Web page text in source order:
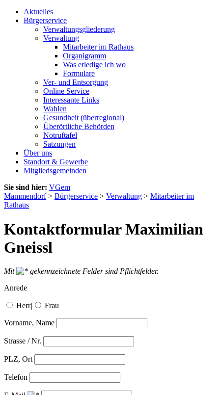
Aktuelles
Bürgerservice
Verwaltungsgliederung
Verwaltung
Mitarbeiter im Rathaus
Organigramm
Was erledige ich wo
Formulare
Ver- und Entsorgung
Online Service
Interessante Links
Wahlen
Gesundheit (überregional)
Überörtliche Behörden
Notruftafel
Satzungen
Über uns
Standort & Gewerbe
Mitgliedsgemeinden
Sie sind hier: VGem
Mammendorf> Bürgerservice > Verwaltung > Mitarbeiter im
Rathaus
Kontaktformular Maximilian
Gneissl
Mit
gekennzeichnete Felder sind Pflichtfelder.
Anrede
Herr| Frau
Vorname, Name
Strasse / Nr.
PLZ, Ort
Telefon